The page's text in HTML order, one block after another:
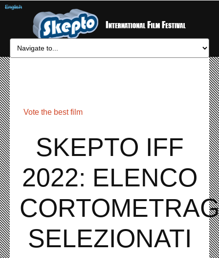
Vote the best film
SKEPTO IFF
2022: ELENCO
SELEZIONATI
English